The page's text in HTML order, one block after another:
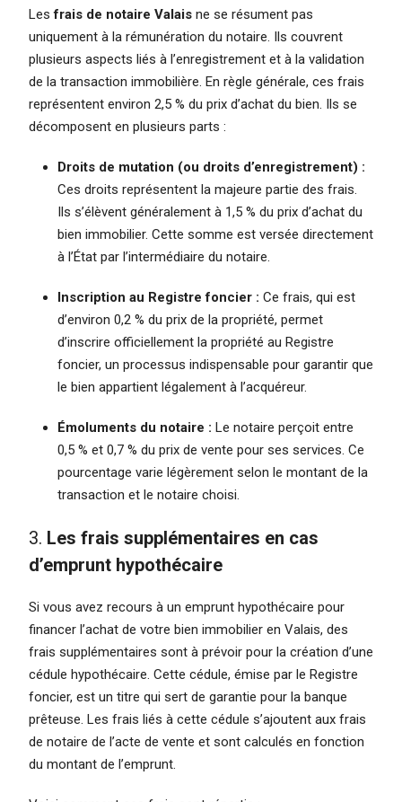
Lesfrais de notaire Valais ne se résument pas
uniquement à la rémunération du notaire. Ils couvrent
plusieurs aspects liés à l’enregistrement et à la validation
de la transaction immobilière. En règle générale, ces frais
représentent environ 2,5 % du prix d’achat du bien. Ils se
décomposent en plusieurs parts :
Droits de mutation (ou droits d’enregistrement) :
Ces droits représentent la majeure partie des frais.
Ils s’élèvent généralement à 1,5 % du prix d’achat du
bien immobilier. Cette somme est versée directement
à l’État par l’intermédiaire du notaire.
Inscription au Registre foncier : Ce frais, qui est
d’environ 0,2 % du prix de la propriété, permet
d’inscrire officiellement la propriété au Registre
foncier, un processus indispensable pour garantir que
le bien appartient légalement à l’acquéreur.
Émoluments du notaire : Le notaire perçoit entre
0,5 % et 0,7 % du prix de vente pour ses services. Ce
pourcentage varie légèrement selon le montant de la
transaction et le notaire choisi.
3. Les frais supplémentaires en cas
d’emprunt hypothécaire
Si vous avez recours à un emprunt hypothécaire pour
financer l’achat de votre bien immobilier en Valais, des
frais supplémentaires sont à prévoir pour la création d’une
cédule hypothécaire. Cette cédule, émise par le Registre
foncier, est un titre qui sert de garantie pour la banque
prêteuse. Les frais liés à cette cédule s’ajoutent aux frais
de notaire de l’acte de vente et sont calculés en fonction
du montant de l’emprunt.